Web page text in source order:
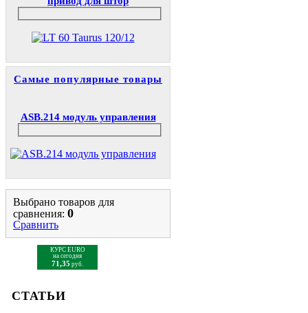
Самые популярные товары
ASB.214 модуль управления
Выбрано товаров для
сравнения: 0
Сравнить
КУРС EURO
на сегодня
71,35 руб.
СТАТЬИ